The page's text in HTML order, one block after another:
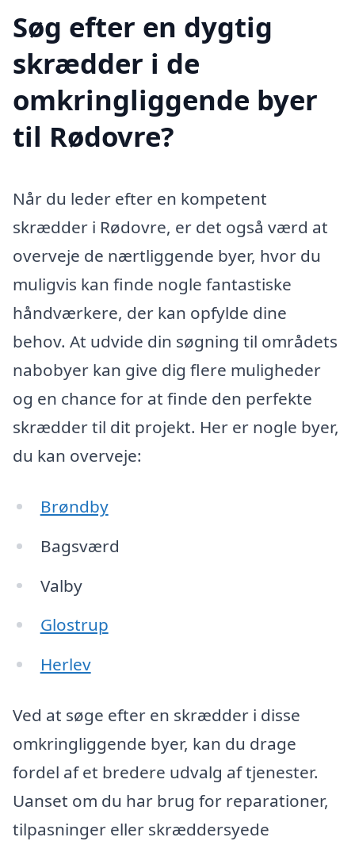
Søg efter en dygtig
skrædder i de
omkringliggende byer
til Rødovre?
Når du leder efter en kompetent
skrædder i Rødovre, er det også værd at
overveje de nærtliggende byer, hvor du
muligvis kan finde nogle fantastiske
håndværkere, der kan opfylde dine
behov. At udvide din søgning til områdets
nabobyer kan give dig flere muligheder
og en chance for at finde den perfekte
skrædder til dit projekt. Her er nogle byer,
du kan overveje:
Brøndby
Bagsværd
Valby
Glostrup
Herlev
Ved at søge efter en skrædder i disse
omkringliggende byer, kan du drage
fordel af et bredere udvalg af tjenester.
Uanset om du har brug for reparationer,
tilpasninger eller skræddersyede